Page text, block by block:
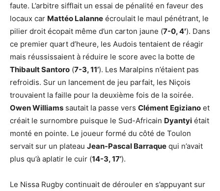
faute. L’arbitre sifflait un essai de pénalité en faveur des
locaux car Mattéo Lalanne écroulait le maul pénétrant, le
pilier droit écopait même d’un carton jaune (7-0, 4′). Dans
ce premier quart d’heure, les Audois tentaient de réagir
mais réussissaient à réduire le score avec la botte de
Thibault Santoro (7-3, 11’). Les Maralpins n’étaient pas
refroidis. Sur un lancement de jeu parfait, les Niçois
trouvaient la faille pour la deuxième fois de la soirée.
Owen Williams sautait la passe vers Clément Egiziano et
créait le surnombre puisque le Sud-Africain Dyantyi était
monté en pointe. Le joueur formé du côté de Toulon
servait sur un plateau Jean-Pascal Barraque qui n’avait
plus qu’à aplatir le cuir (14-3, 17’).
Le Nissa Rugby continuait de dérouler en s’appuyant sur